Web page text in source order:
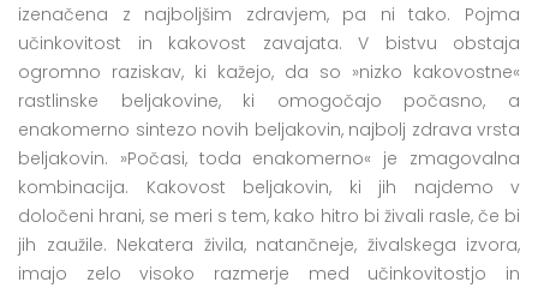
izenačena z najboljšim zdravjem, pa ni tako. Pojma
učinkovitost in kakovost zavajata. V bistvu obstaja
ogromno raziskav, ki kažejo, da so »nizko kakovostne«
rastlinske beljakovine, ki omogočajo počasno, a
enakomerno sintezo novih beljakovin, najbolj zdrava vrsta
beljakovin. »Počasi, toda enakomerno« je zmagovalna
kombinacija. Kakovost beljakovin, ki jih najdemo v
določeni hrani, se meri s tem, kako hitro bi živali rasle, če bi
jih zaužile. Nekatera živila, natančneje, živalskega izvora,
imajo zelo visoko razmerje med učinkovitostjo in